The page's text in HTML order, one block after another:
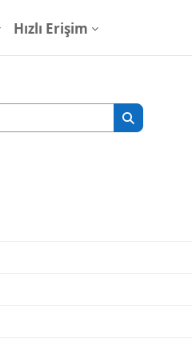
Hızlı Erişim
Kursları ara
Kursları ara